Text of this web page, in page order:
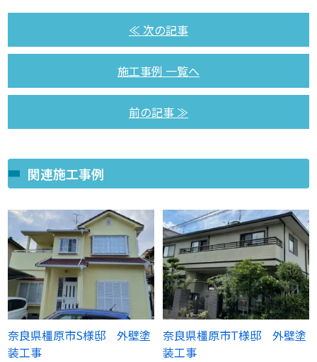
≪ 次の記事
施工事例 一覧へ
前の記事 ≫
関連施工事例
奈良県橿原市S様邸 外壁塗
装工事
奈良県橿原市T様邸 外壁塗
装工事